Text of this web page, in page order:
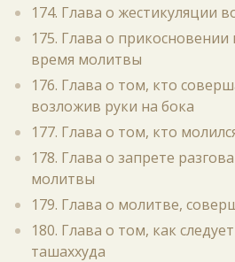
174. Глава о жестикуляции
175. Глава о
время молитвы
176. Глава о том, кто
возложив руки на бока
177. Глава о том, кто
178. Глава о запрете
молитвы
179. Глава о молитве,
180. Глава о том, как
ташаххуда